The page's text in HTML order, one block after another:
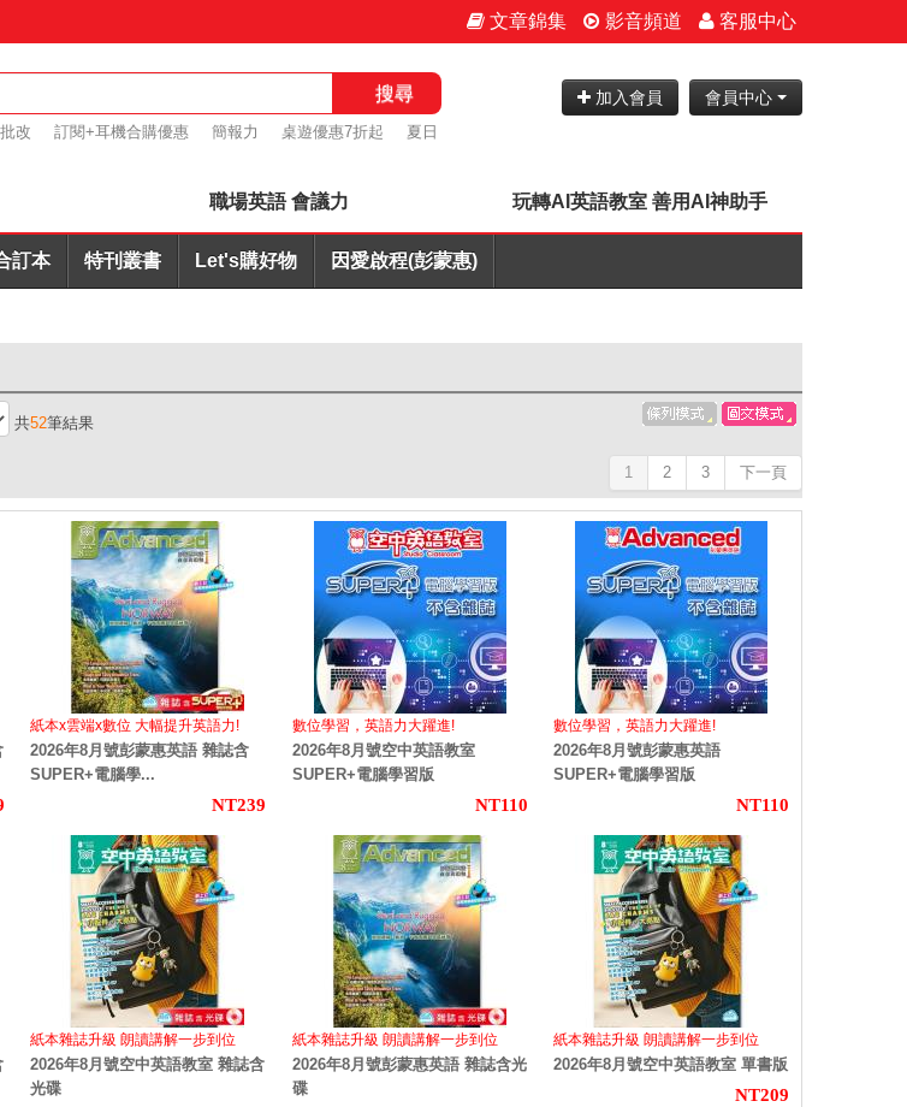
文章錦集 影音頻道 客服中心
搜尋
改 訂閱+耳機合購優惠 簡報力 桌遊優惠7折起
夏日
加入會員 會員中心
職場英語 會議力 玩轉AI英語教室 善用AI神助手
訂本 特刊叢書 Let's購好物 因愛啟程(彭蒙惠)
共52筆結果
1 2 3 下一頁
紙本x雲端x數位 大幅提升英語力!
2026年8月號彭蒙惠英語 雜誌含
SUPER+電腦學...
NT239
數位學習，英語力大躍進!
2026年8月號空中英語教室
SUPER+電腦學習版
NT110
數位學習，英語力大躍進!
2026年8月號彭蒙惠英語
SUPER+電腦學習版
NT110
紙本雜誌升級 朗讀講解一步到位
2026年8月號空中英語教室 雜誌含
光碟
紙本雜誌升級 朗讀講解一步到位
2026年8月號彭蒙惠英語 雜誌含光
碟
紙本雜誌升級 朗讀講解一步到位
2026年8月號空中英語教室 單書版
NT209